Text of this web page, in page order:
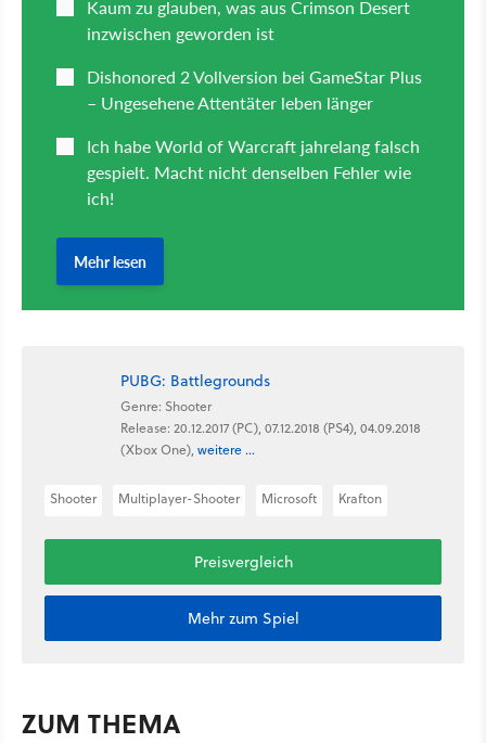
PUBG: Battlegrounds
Genre: Shooter
Release: 20.12.2017 (PC), 07.12.2018 (PS4), 04.09.2018
(Xbox One), weitere ...
Shooter Multiplayer-Shooter Microsoft Krafton
Preisvergleich
Mehr zum Spiel
ZUM THEMA